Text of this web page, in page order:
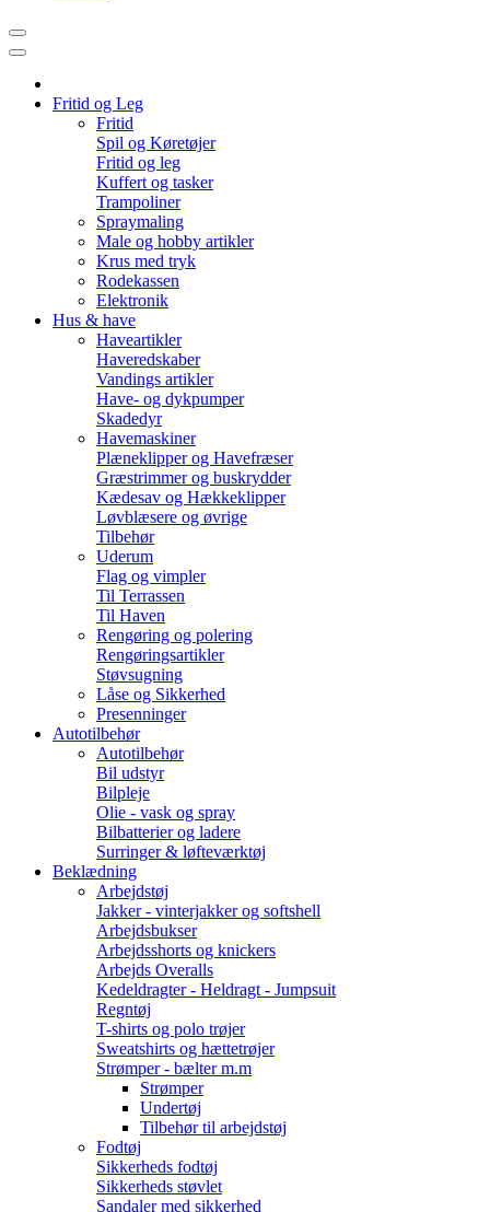
Fritid og Leg
Fritid
Spil og Køretøjer
Fritid og leg
Kuffert og tasker
Trampoliner
Spraymaling
Male og hobby artikler
Krus med tryk
Rodekassen
Elektronik
Hus & have
Haveartikler
Haveredskaber
Vandings artikler
Have- og dykpumper
Skadedyr
Havemaskiner
Plæneklipper og Havefræser
Græstrimmer og buskrydder
Kædesav og Hækkeklipper
Løvblæsere og øvrige
Tilbehør
Uderum
Flag og vimpler
Til Terrassen
Til Haven
Rengøring og polering
Rengøringsartikler
Støvsugning
Låse og Sikkerhed
Presenninger
Autotilbehør
Autotilbehør
Bil udstyr
Bilpleje
Olie - vask og spray
Bilbatterier og ladere
Surringer & løfteværktøj
Beklædning
Arbejdstøj
Jakker - vinterjakker og softshell
Arbejdsbukser
Arbejdsshorts og knickers
Arbejds Overalls
Kedeldragter - Heldragt - Jumpsuit
Regntøj
T-shirts og polo trøjer
Sweatshirts og hættetrøjer
Strømper - bælter m.m
Strømper
Undertøj
Tilbehør til arbejdstøj
Fodtøj
Sikkerheds fodtøj
Sikkerheds støvlet
Sandaler med sikkerhed